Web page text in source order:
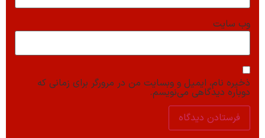
وب‌ سایت
ذخیره نام، ایمیل و وبسایت من در مرورگر برای زمانی که
دوباره دیدگاهی می‌نویسم.